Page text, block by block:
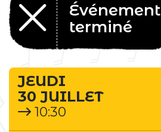
Événement
terminé
JEUDI
30 JUILLET
10:30